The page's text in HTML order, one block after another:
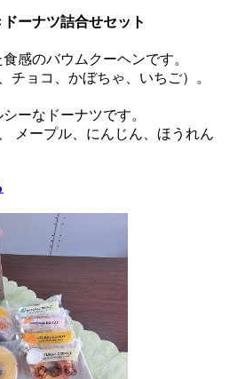
ーナツ詰合せセット
感のバウムクーヘンです。
チョコ、かぼちゃ、いちご）。
ーなドーナツです。
メープル、にんじん、ほうれん